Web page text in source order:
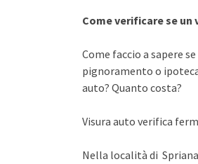
Come verificare se
Come faccio a sapere
pignoramento o
auto? Quanto costa?
Visura auto verifica
Nella località di